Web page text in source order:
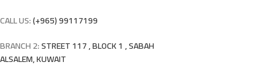
CALL US:(+965) 99117199
BRANCH 2:STREET 117 , BLOCK 1 , SABAH
ALSALEM, KUWAIT